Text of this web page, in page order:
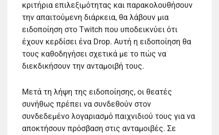
κριτήρια επιλεξιμότητας και παρακολουθήσουν
την απαιτούμενη διάρκεια, θα λάβουν μια
ειδοποίηση στο Twitch που υποδεικνύει ότι
έχουν κερδίσει ένα Drop. Αυτή η ειδοποίηση θα
τους καθοδηγήσει σχετικά με το πώς να
διεκδικήσουν την ανταμοιβή τους.
Μετά τη λήψη της ειδοποίησης, οι θεατές
συνήθως πρέπει να συνδεθούν στον
συνδεδεμένο λογαριασμό παιχνιδιού τους για να
αποκτήσουν πρόσβαση στις ανταμοιβές. Σε